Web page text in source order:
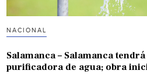
NACIONAL
Salamanca – Salamanca
purificadora de agua; obra